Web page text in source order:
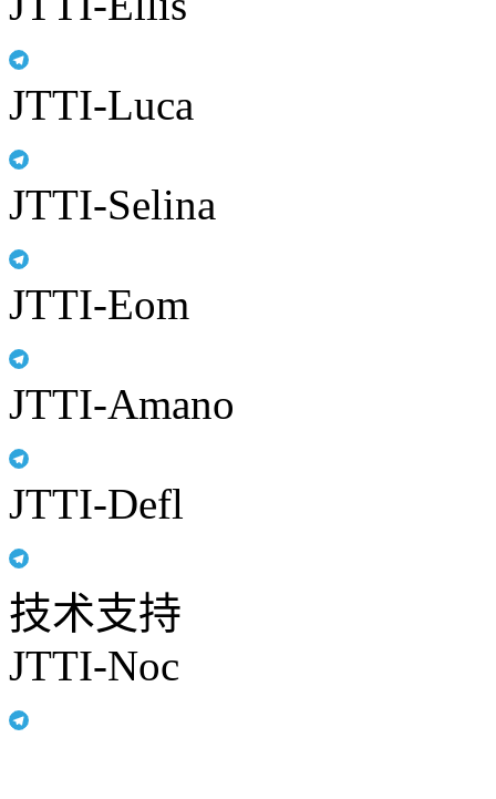
JTTI-Luca
JTTI-Selina
JTTI-Eom
JTTI-Amano
JTTI-Defl
技术支持
JTTI-Noc